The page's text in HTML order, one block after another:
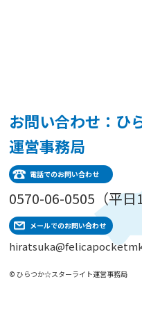
お問い合わせ：ひ
運営事務局
電話でのお問い合わせ
0570-06-0505（平日
メールでのお問い合わせ
© ひらつか☆スターライト運営事務局